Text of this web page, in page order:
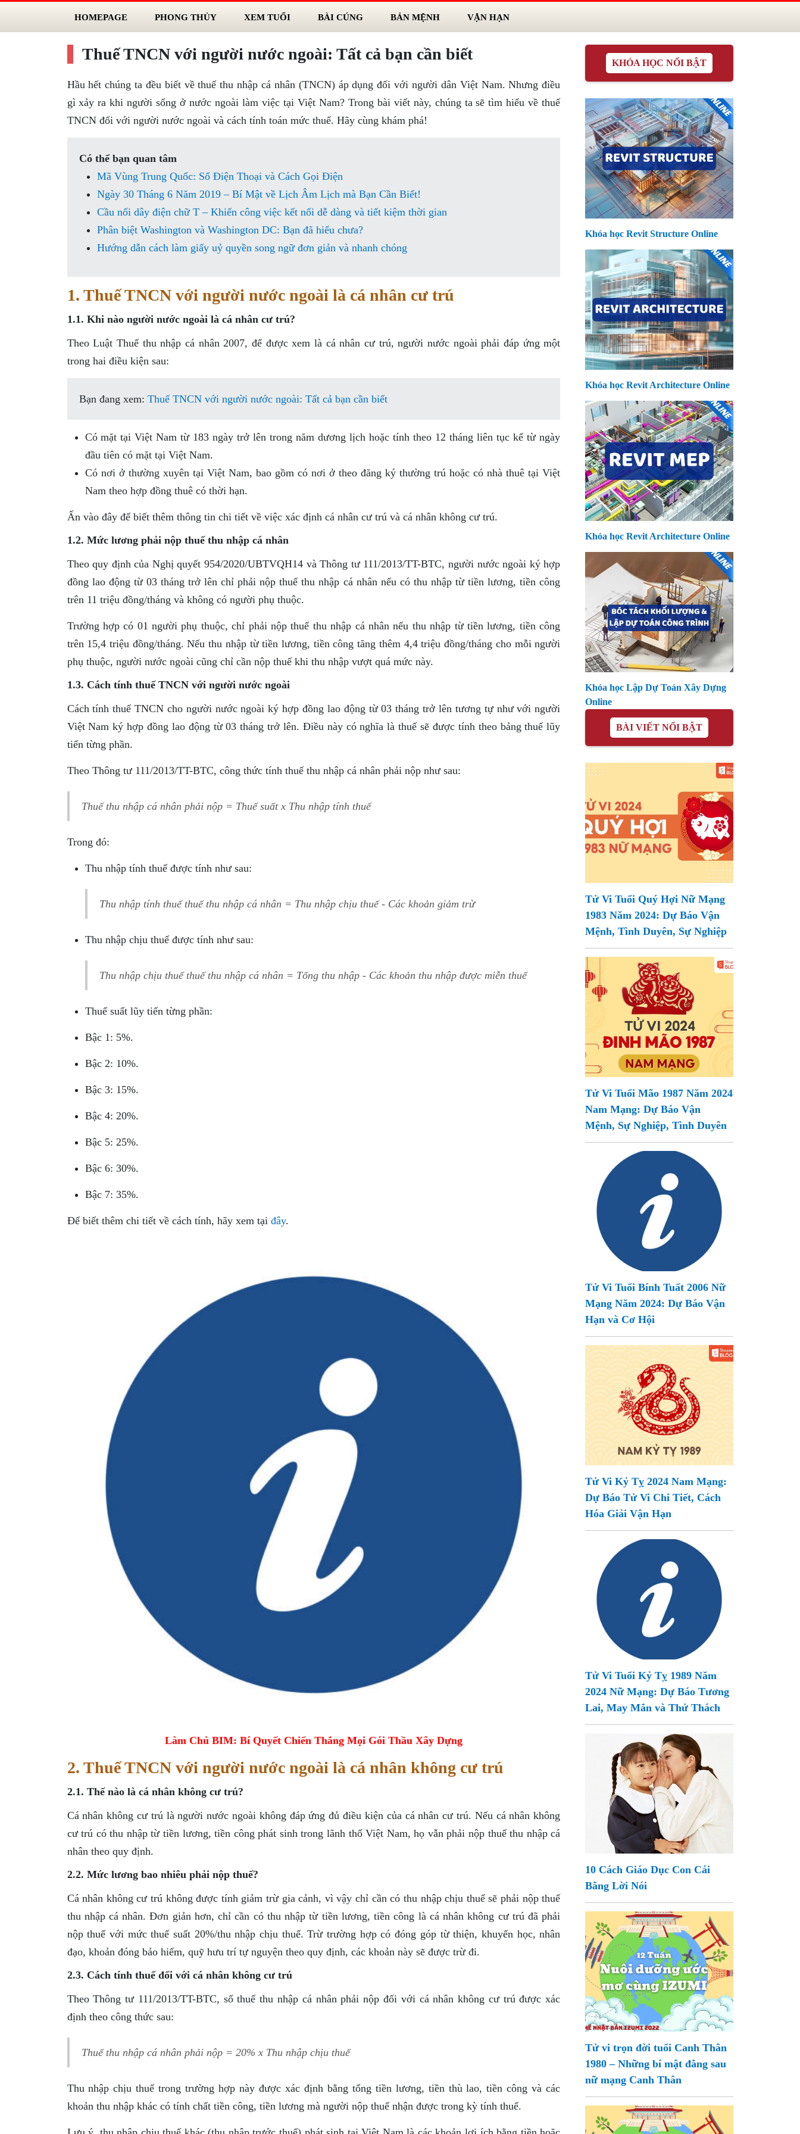
HOMEPAGE PHONG THỦY XEM TUỔI BÀI CÚNG BẢN MỆNH VẬN HẠN
Thuế TNCN với người nước ngoài: Tất cả bạn cần biết
Hầu hết chúng ta đều biết về thuế thu nhập cá nhân (TNCN) áp dụng đối với người dân Việt Nam. Nhưng điều
gì xảy ra khi người sống ở nước ngoài làm việc tại Việt Nam? Trong bài viết này, chúng ta sẽ tìm hiểu về thuế
TNCN đối với người nước ngoài và cách tính toán mức thuế. Hãy cùng khám phá!
Có thể bạn quan tâm
Mã Vùng Trung Quốc: Số Điện Thoại và Cách Gọi Điện
Ngày 30 Tháng 6 Năm 2019 – Bí Mật về Lịch Âm Lịch mà Bạn Cần Biết!
Cầu nối dây điện chữ T – Khiến công việc kết nối dễ dàng và tiết kiệm thời gian
Phân biệt Washington và Washington DC: Bạn đã hiểu chưa?
Hướng dẫn cách làm giấy uỷ quyền song ngữ đơn giản và nhanh chóng
1. Thuế TNCN với người nước ngoài là cá nhân cư trú
1.1. Khi nào người nước ngoài là cá nhân cư trú?
Theo Luật Thuế thu nhập cá nhân 2007, để được xem là cá nhân cư trú, người nước ngoài phải đáp ứng một
trong hai điều kiện sau:
Bạn đang xem: Thuế TNCN với người nước ngoài: Tất cả bạn cần biết
Có mặt tại Việt Nam từ 183 ngày trở lên trong năm dương lịch hoặc tính theo 12 tháng liên tục kể từ ngày
đầu tiên có mặt tại Việt Nam.
Có nơi ở thường xuyên tại Việt Nam, bao gồm có nơi ở theo đăng ký thường trú hoặc có nhà thuê tại Việt
Nam theo hợp đồng thuê có thời hạn.
Ấn vào đây để biết thêm thông tin chi tiết về việc xác định cá nhân cư trú và cá nhân không cư trú.
1.2. Mức lương phải nộp thuế thu nhập cá nhân
Theo quy định của Nghị quyết 954/2020/UBTVQH14 và Thông tư 111/2013/TT-BTC, người nước ngoài ký hợp
đồng lao động từ 03 tháng trở lên chỉ phải nộp thuế thu nhập cá nhân nếu có thu nhập từ tiền lương, tiền công
trên 11 triệu đồng/tháng và không có người phụ thuộc.
Trường hợp có 01 người phụ thuộc, chỉ phải nộp thuế thu nhập cá nhân nếu thu nhập từ tiền lương, tiền công
trên 15,4 triệu đồng/tháng. Nếu thu nhập từ tiền lương, tiền công tăng thêm 4,4 triệu đồng/tháng cho mỗi người
phụ thuộc, người nước ngoài cũng chỉ cần nộp thuế khi thu nhập vượt quá mức này.
1.3. Cách tính thuế TNCN với người nước ngoài
Cách tính thuế TNCN cho người nước ngoài ký hợp đồng lao động từ 03 tháng trở lên tương tự như với người
Việt Nam ký hợp đồng lao động từ 03 tháng trở lên. Điều này có nghĩa là thuế sẽ được tính theo bảng thuế lũy
tiến từng phần.
Theo Thông tư 111/2013/TT-BTC, công thức tính thuế thu nhập cá nhân phải nộp như sau:
Thuế thu nhập cá nhân phải nộp = Thuế suất x Thu nhập tính thuế
Trong đó:
Thu nhập tính thuế được tính như sau:
Thu nhập tính thuế thuế thu nhập cá nhân = Thu nhập chịu thuế - Các khoản giảm trừ
Thu nhập chịu thuế được tính như sau:
Thu nhập chịu thuế thuế thu nhập cá nhân = Tổng thu nhập - Các khoản thu nhập được miễn thuế
Thuế suất lũy tiến từng phần:
Bậc 1: 5%.
Bậc 2: 10%.
Bậc 3: 15%.
Bậc 4: 20%.
Bậc 5: 25%.
Bậc 6: 30%.
Bậc 7: 35%.
Để biết thêm chi tiết về cách tính, hãy xem tại đây.
Làm Chủ BIM: Bí Quyết Chiến Thắng Mọi Gói Thầu Xây Dựng
2. Thuế TNCN với người nước ngoài là cá nhân không cư trú
2.1. Thế nào là cá nhân không cư trú?
Cá nhân không cư trú là người nước ngoài không đáp ứng đủ điều kiện của cá nhân cư trú. Nếu cá nhân không
cư trú có thu nhập từ tiền lương, tiền công phát sinh trong lãnh thổ Việt Nam, họ vẫn phải nộp thuế thu nhập cá
nhân theo quy định.
2.2. Mức lương bao nhiêu phải nộp thuế?
Cá nhân không cư trú không được tính giảm trừ gia cảnh, vì vậy chỉ cần có thu nhập chịu thuế sẽ phải nộp thuế
thu nhập cá nhân. Đơn giản hơn, chỉ cần có thu nhập từ tiền lương, tiền công là cá nhân không cư trú đã phải
nộp thuế với mức thuế suất 20%/thu nhập chịu thuế. Trừ trường hợp có đóng góp từ thiện, khuyến học, nhân
đạo, khoản đóng bảo hiểm, quỹ hưu trí tự nguyện theo quy định, các khoản này sẽ được trừ đi.
2.3. Cách tính thuế đối với cá nhân không cư trú
Theo Thông tư 111/2013/TT-BTC, số thuế thu nhập cá nhân phải nộp đối với cá nhân không cư trú được xác
định theo công thức sau:
Thuế thu nhập cá nhân phải nộp = 20% x Thu nhập chịu thuế
Thu nhập chịu thuế trong trường hợp này được xác định bằng tổng tiền lương, tiền thù lao, tiền công và các
khoản thu nhập khác có tính chất tiền công, tiền lương mà người nộp thuế nhận được trong kỳ tính thuế.
KHÓA HỌC NỔI BẬT
Khóa học Revit Structure Online
Khóa học Revit Architecture Online
Khóa học Revit Architecture Online
Khóa học Lập Dự Toán Xây Dựng
Online
BÀI VIẾT NỔI BẬT
Tử Vi Tuổi Quý Hợi Nữ Mạng
1983 Năm 2024: Dự Báo Vận
Mệnh, Tình Duyên, Sự Nghiệp
Tử Vi Tuổi Mão 1987 Năm 2024
Nam Mạng: Dự Báo Vận
Mệnh, Sự Nghiệp, Tình Duyên
Tử Vi Tuổi Bính Tuất 2006 Nữ
Mạng Năm 2024: Dự Báo Vận
Hạn và Cơ Hội
Tử Vi Kỷ Tỵ 2024 Nam Mạng:
Dự Báo Tử Vi Chi Tiết, Cách
Hóa Giải Vận Hạn
Tử Vi Tuổi Kỷ Tỵ 1989 Năm
2024 Nữ Mạng: Dự Báo Tương
Lai, May Mắn và Thử Thách
10 Cách Giáo Dục Con Cái
Bằng Lời Nói
Tử vi trọn đời tuổi Canh Thân
1980 – Những bí mật đằng sau
nữ mạng Canh Thân